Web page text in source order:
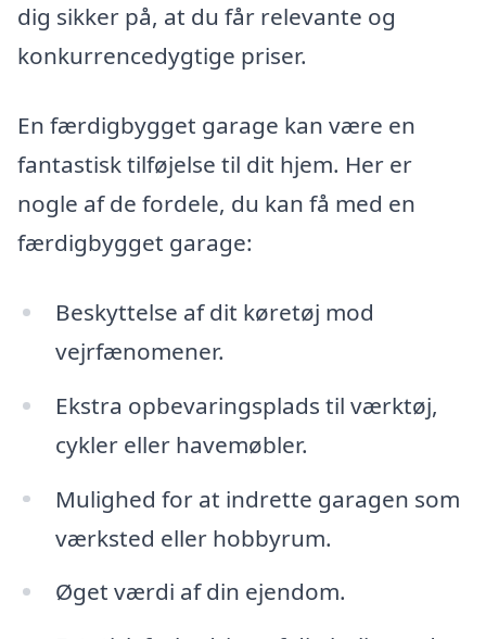
dig sikker på, at du får relevante og
konkurrencedygtige priser.
En færdigbygget garage kan være en
fantastisk tilføjelse til dit hjem. Her er
nogle af de fordele, du kan få med en
færdigbygget garage:
Beskyttelse af dit køretøj mod
vejrfænomener.
Ekstra opbevaringsplads til værktøj,
cykler eller havemøbler.
Mulighed for at indrette garagen som
værksted eller hobbyrum.
Øget værdi af din ejendom.